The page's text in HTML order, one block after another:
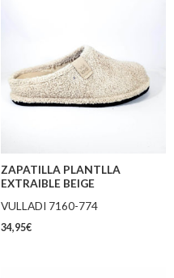
ZAPATILLA PLANTLLA
EXTRAIBLE BEIGE
VULLADI 7160-774
34,95€